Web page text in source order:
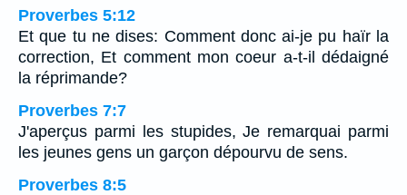
Proverbes 5:12
Et que tu ne dises: Comment donc ai-je pu haïr la
correction, Et comment mon coeur a-t-il dédaigné
la réprimande?
Proverbes 7:7
J'aperçus parmi les stupides, Je remarquai parmi
les jeunes gens un garçon dépourvu de sens.
Proverbes 8:5